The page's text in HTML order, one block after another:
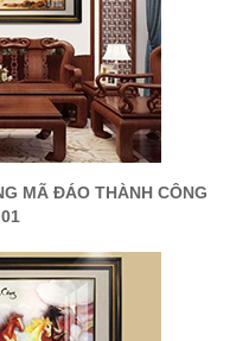
MÃ ĐÁO THÀNH CÔNG